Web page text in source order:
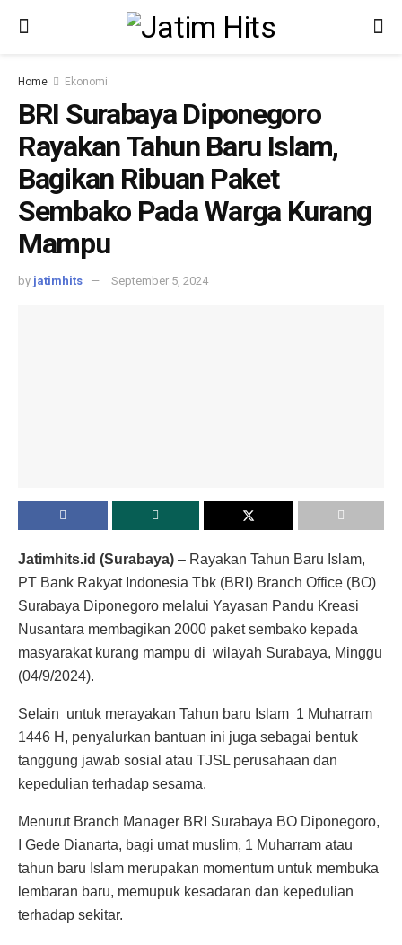
Home Ekonomi
BRI Surabaya Diponegoro
Rayakan Tahun Baru Islam,
Bagikan Ribuan Paket
Sembako Pada Warga Kurang
Mampu
by jatimhits September 5, 2024
Jatimhits.id (Surabaya) – Rayakan Tahun Baru Islam,
PT Bank Rakyat Indonesia Tbk (BRI) Branch Office (BO)
Surabaya Diponegoro melalui Yayasan Pandu Kreasi
Nusantara membagikan 2000 paket sembako kepada
masyarakat kurang mampu di wilayah Surabaya, Minggu
(04/9/2024).
Selain untuk merayakan Tahun baru Islam 1 Muharram
1446 H, penyalurkan bantuan ini juga sebagai bentuk
tanggung jawab sosial atau TJSL perusahaan dan
kepedulian terhadap sesama.
Menurut Branch Manager BRI Surabaya BO Diponegoro,
I Gede Dianarta, bagi umat muslim, 1 Muharram atau
tahun baru Islam merupakan momentum untuk membuka
lembaran baru, memupuk kesadaran dan kepedulian
terhadap sekitar.